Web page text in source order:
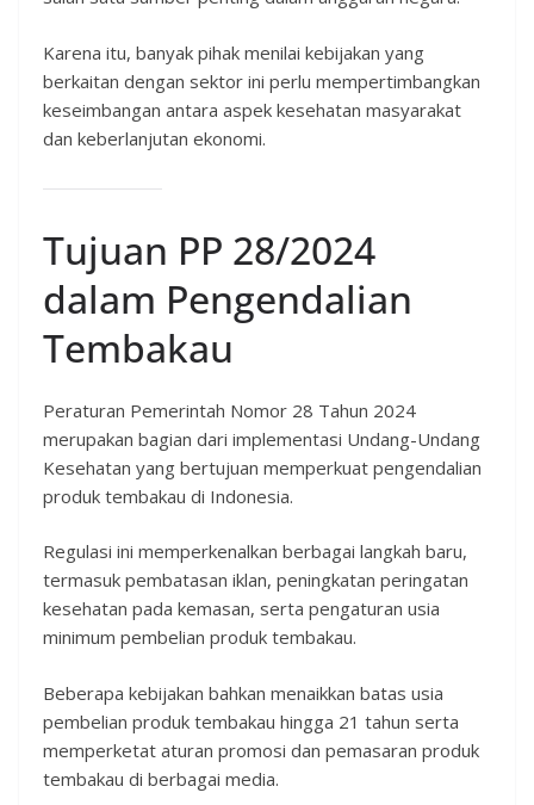
Karena itu, banyak pihak menilai kebijakan yang
berkaitan dengan sektor ini perlu mempertimbangkan
keseimbangan antara aspek kesehatan masyarakat
dan keberlanjutan ekonomi.
Tujuan PP 28/2024
dalam Pengendalian
Tembakau
Peraturan Pemerintah Nomor 28 Tahun 2024
merupakan bagian dari implementasi Undang-Undang
Kesehatan yang bertujuan memperkuat pengendalian
produk tembakau di Indonesia.
Regulasi ini memperkenalkan berbagai langkah baru,
termasuk pembatasan iklan, peningkatan peringatan
kesehatan pada kemasan, serta pengaturan usia
minimum pembelian produk tembakau.
Beberapa kebijakan bahkan menaikkan batas usia
pembelian produk tembakau hingga 21 tahun serta
memperketat aturan promosi dan pemasaran produk
tembakau di berbagai media.